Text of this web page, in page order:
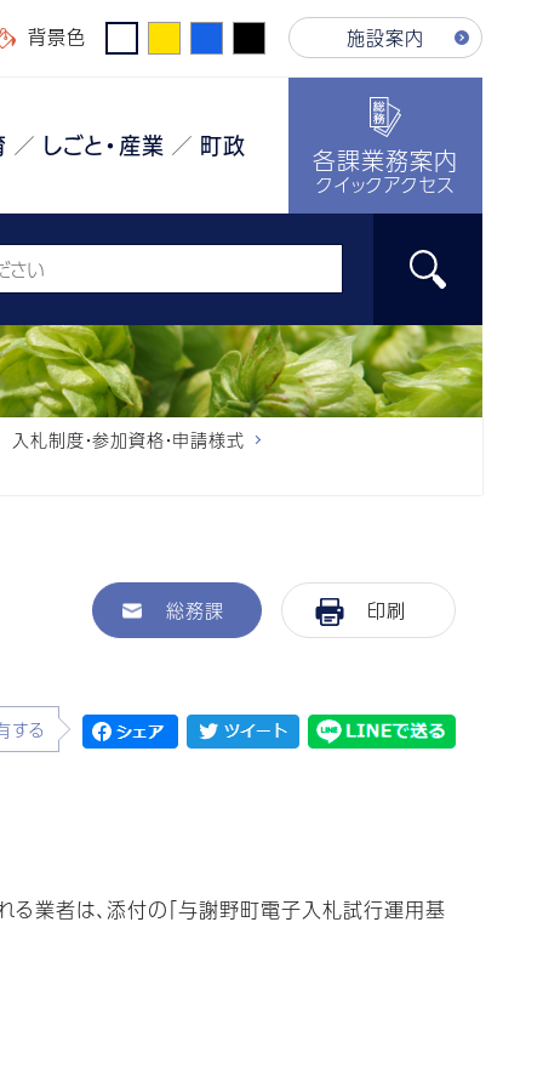
背景色 施設案内
しごと・産業 町政 各課業務案内
クイックアクセス
入札制度・参加資格・申請様式
総務課 印刷
する
業者は、添付の「与謝野町電子入札試行運用基